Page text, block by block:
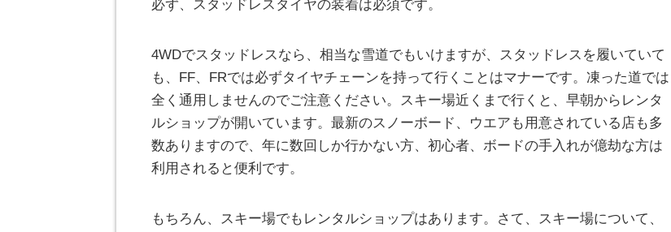
必ず、スタッドレスタイヤの装着は必須です。
4WDでスタッドレスなら、相当な雪道でもいけますが、スタッドレスを履いていて
も、FF、FRでは必ずタイヤチェーンを持って行くことはマナーです。凍った道では
全く通用しませんのでご注意ください。スキー場近くまで行くと、早朝からレンタ
ルショップが開いています。最新のスノーボード、ウエアも用意されている店も多
数ありますので、年に数回しか行かない方、初心者、ボードの手入れが億劫な方は
利用されると便利です。
もちろん、スキー場でもレンタルショップはあります。さて、スキー場について、